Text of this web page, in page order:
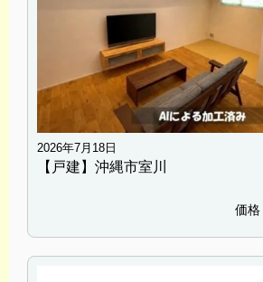
2026年7月18日
【戸建】沖縄市室川
価格